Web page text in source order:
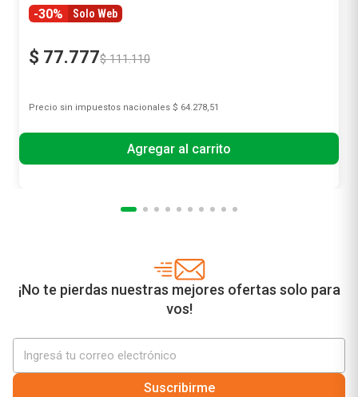
-30% Solo Web
$ 77.777$ 111.110
Precio sin impuestos nacionales $ 64.278,51
Agregar al carrito
¡No te pierdas nuestras mejores ofertas solo para
vos!
Suscribirme